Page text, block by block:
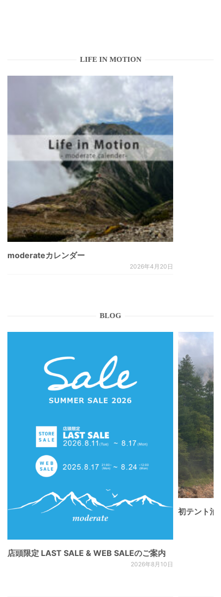
LIFE IN MOTION
moderateカレンダー
2026年4月20日
BLOG
店頭限定 LAST SALE & WEB SALEのご案内
2026年8月10日
初テント